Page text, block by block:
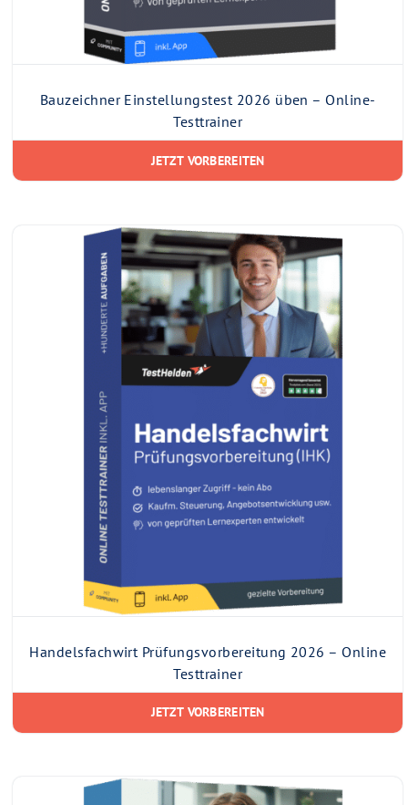
Bauzeichner Einstellungstest 2026 üben – Online-
Testtrainer
JETZT VORBEREITEN
Handelsfachwirt Prüfungsvorbereitung 2026 – Online
Testtrainer
JETZT VORBEREITEN